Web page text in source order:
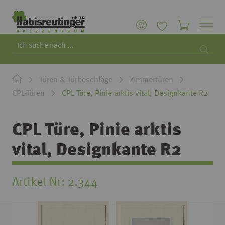
Türen & Türbeschläge
Zimmertüren
CPL-Türen
CPL Türe, Pinie arktis vital, Designkante R2
CPL Türe, Pinie arktis
vital, Designkante R2
Artikel Nr 2.344